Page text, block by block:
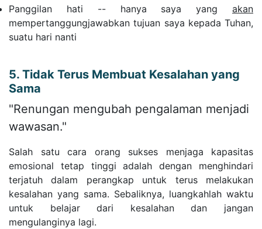
Panggilan hati -- hanya saya yang akan
mempertanggungjawabkan tujuan saya kepada Tuhan,
suatu hari nanti
5. Tidak Terus Membuat Kesalahan yang
Sama
"Renungan mengubah pengalaman menjadi
wawasan."
Salah satu cara orang sukses menjaga kapasitas
emosional tetap tinggi adalah dengan menghindari
terjatuh dalam perangkap untuk terus melakukan
kesalahan yang sama. Sebaliknya, luangkahlah waktu
untuk belajar dari kesalahan dan jangan
mengulanginya lagi.